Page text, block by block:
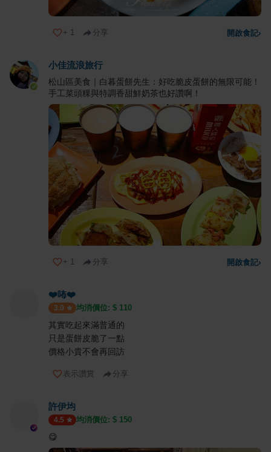
+ 1 分享 開啟食記›
小佳流浪旅行
松山區美食｜白暮蛋餅先生：好吃脆皮蛋餅的無限可能！
手工菜頭粿與特調香甜鮮奶茶也好讚啊！
+ 1 分享 開啟食記›
❤️咘❤️
3.0 均消價位: $ 110
其實吃起來滿普通的
只是蛋餅皮脆了一點
價格小貴不會再回訪
表示讚賞 分享
許伊均
4.5 均消價位: $ 150
😋